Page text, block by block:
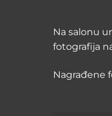
Na salonu
fotografija
Nagrađene